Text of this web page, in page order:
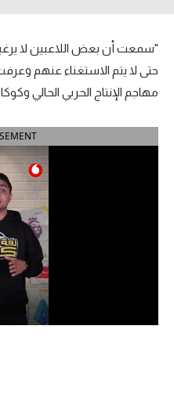
الدوري الإسباني
الدوري الإيطالي
الدوري السعودي للمحترفين
دوري أبطال إفريقيا
"سمعت أن بعض اللاعبين لا
حتى لا يتم الاستغناء عنهم
مهاجم الإنتاج الحربي الحالي